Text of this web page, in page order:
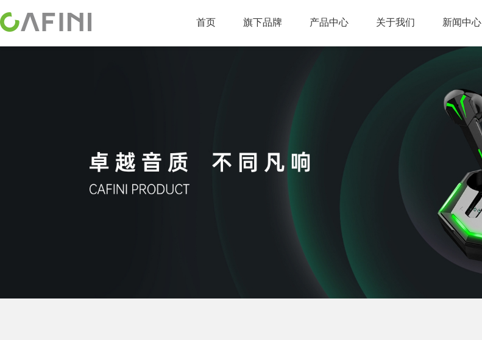
首页 旗下品牌 产品中心 关于我们 新闻中心